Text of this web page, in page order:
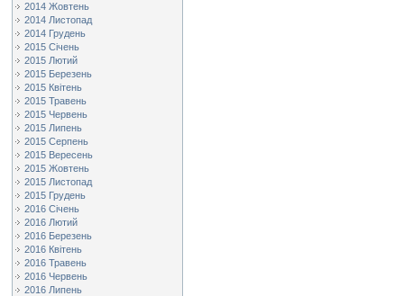
2014 Жовтень
2014 Листопад
2014 Грудень
2015 Січень
2015 Лютий
2015 Березень
2015 Квітень
2015 Травень
2015 Червень
2015 Липень
2015 Серпень
2015 Вересень
2015 Жовтень
2015 Листопад
2015 Грудень
2016 Січень
2016 Лютий
2016 Березень
2016 Квітень
2016 Травень
2016 Червень
2016 Липень